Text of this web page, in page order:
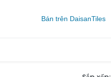
Bán trên DaisanTiles